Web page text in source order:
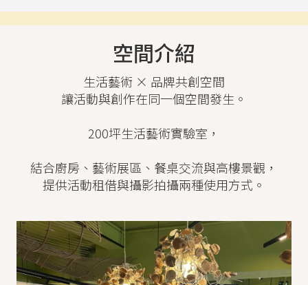
空間介紹
生活藝術 × 品牌共創空間
讓活動與創作在同一個空間發生。
200坪生活藝術實驗室，
結合廚房、藝術展區、餐桌交流與高樓景觀，
提供活動租借與攝影拍攝兩種使用方式。